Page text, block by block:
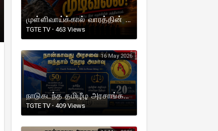
முள்ளிவாய்க்கால் வாரத்தின் 3வது நாள்.
TGTE TV · 463 Views
16 May 2026
நாடுகடந்த தமிழீழ அரசாங்கத்தின் நான்காவது அரசவையின் ஐந்தாம் நேரடி அமர்வு 2026. நாள் 2 நேரலை
TGTE TV · 409 Views